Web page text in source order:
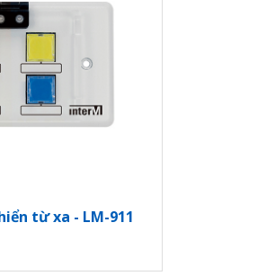
kỹ sư an ninh hàng đầu Hoa Kỳ lần đầu
hợp khẩn cấp mà không lệ thuộc con
động hằng ngày bằng giọng nói
xác đến từng giây.P
cháy, báo động, chống đột nhập
từ xa - LM-911